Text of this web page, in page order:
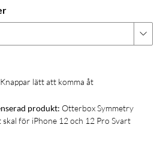
Knappar lätt att komma åt
produkt: Otterbox Symmetry
skal för iPhone 12 och 12 Pro Svart